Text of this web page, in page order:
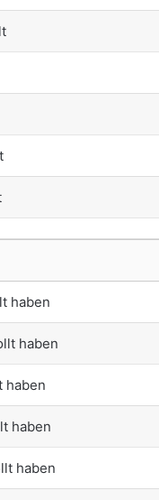
haben
haben
haben
haben
haben